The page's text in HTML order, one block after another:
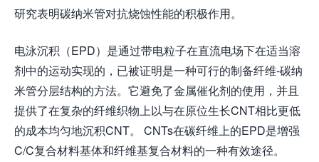
研究表明碳纳米管对抗烧蚀性能的积极作用。
电泳沉积（EPD）是通过带电粒子在直流电场下在适当溶
剂中的运动实现的，已被证明是一种可行的制备纤维-碳纳
米管分层结构的方法。它避免了金属催化剂的使用，并且
提供了在复杂的纤维织物上以与在原位生长CNT相比更低
的成本均匀地沉积CNT。 CNTs在碳纤维上的EPD是增强
C/C复合材料基体和纤维基复合材料的一种有效途径。